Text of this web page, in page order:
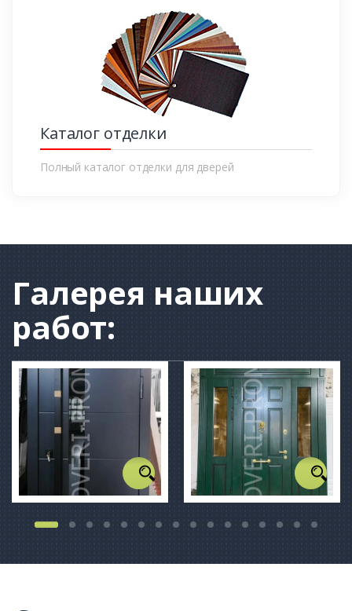
Каталог отделки
Полный каталог отделки для дверей
Галерея наших
работ: